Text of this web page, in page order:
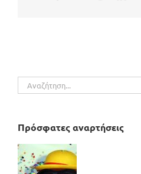
Αναζήτηση
για:
Πρόσφατες αναρτήσεις